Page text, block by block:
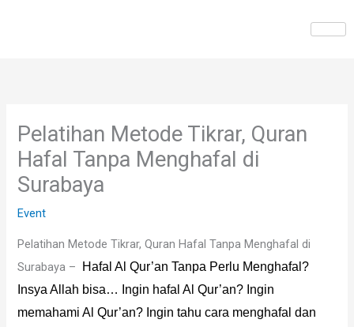
Pelatihan Metode Tikrar, Quran
Hafal Tanpa Menghafal di
Surabaya
Event
Pelatihan Metode Tikrar, Quran Hafal Tanpa Menghafal di
Surabaya –
Hafal Al Qur’an Tanpa Perlu Menghafal?
Insya Allah bisa…
Ingin hafal Al Qur’an? Ingin
memahami Al Qur’an? Ingin tahu cara menghafal dan